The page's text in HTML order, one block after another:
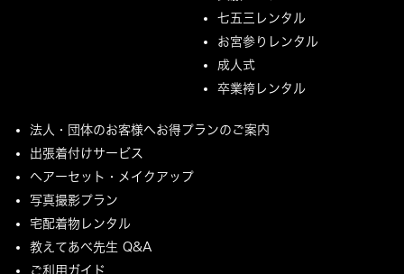
七五三レンタル
お宮参りレンタル
成人式
卒業袴レンタル
法人・団体のお客様へお得プランのご案内
出張着付けサービス
ヘアーセット・メイクアップ
写真撮影プラン
宅配着物レンタル
教えてあべ先生 Q&A
ご利用ガイド